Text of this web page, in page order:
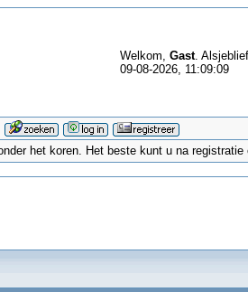
Welkom, Gast.
09-08-2026, 11:09:09
het koren. Het beste kunt u na